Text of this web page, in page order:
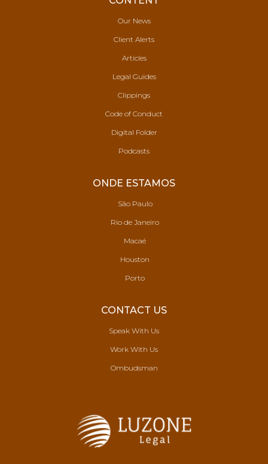
Our News
Client Alerts
Articles
Legal Guides
Clippings
Code of Conduct
Digital Folder
Podcasts
ONDE ESTAMOS
São Paulo
Rio de Janeiro
Macaé
Houston
Porto
CONTACT US
Speak With Us
Work With Us
Ombudsman